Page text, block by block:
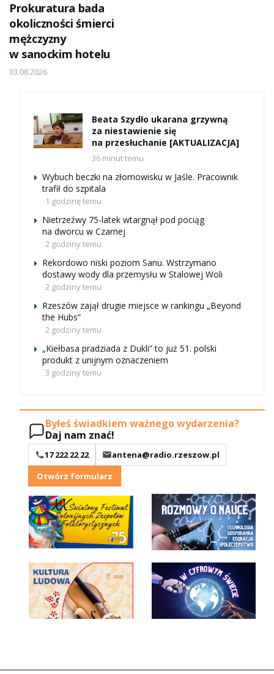
Prokuratura bada
okoliczności śmierci
mężczyzny
w sanockim hotelu
03.08.2026
Beata Szydło ukarana grzywną
za niestawienie się
na przesłuchanie [AKTUALIZACJA]
36 minut temu
Wybuch beczki na złomowisku w Jaśle. Pracownik
trafił do szpitala
1 godzinę temu
Nietrzeźwy 75-latek wtargnął pod pociąg
na dworcu w Czarnej
2 godziny temu
Rekordowo niski poziom Sanu. Wstrzymano
dostawy wody dla przemysłu w Stalowej Woli
2 godziny temu
Rzeszów zajął drugie miejsce w rankingu „Beyond
the Hubs”
2 godziny temu
„Kiełbasa pradziada z Dukli” to już 51. polski
produkt z unijnym oznaczeniem
3 godziny temu
Byłeś świadkiem ważnego wydarzenia?
Daj nam znać!
17 222 22 22
antena@radio.rzeszow.pl
Otwórz formularz